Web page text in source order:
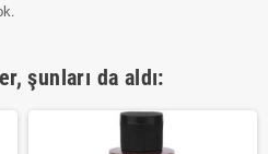
şunları da aldı: